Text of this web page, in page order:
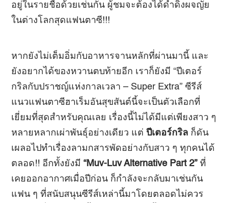
อยู่ในรายชื่อด้วยเช่นกัน ผู้ชมจะต้องได้ดำดิ่งผจญัย
ในต่างโลกสุดแฟนตาซี!!!
หากยังไม่เต็มอิ่มกับอาหารจานหลักที่ผ่านมานี้ และ
ยังอยากได้ของหวานตบท้ายอีก เราก็ยังมี “ปีเตอร์
กริลกับปราชญ์แห่งกาลเวลา – Super Extra” ซีรีส์
แนวแฟนตาซีฮาเร็มอันสุขสันต์นี้จะเป็นตัวเลือกที่
เยี่ยมที่สุดสำหรับคุณเลย เรื่องนี้ไม่ได้มีแต่เพียงสาว ๆ
หลายหลากเผ่าพันธุ์อย่างเดียว แต่ปีเตอร์กริล ก็ดัน
เผลอไปทำเรื่องลามกสารพัดอย่างกับสาว ๆ ทุกคนได้
ตลอด!! อีกทั้งยังมี“Muv-Luv Alternative Part 2”ที่
เคยออกอากาศเมื่อปีก่อน ก็กำลังจะกลับมาเช่นกัน
แฟน ๆ ที่สนับสนุนซีรีส์เหล่านี้มาโดยตลอดไม่ควร